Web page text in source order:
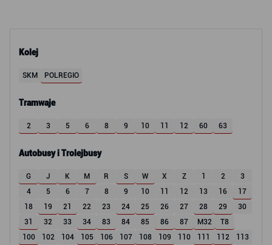
Kolej
SKM POLREGIO
Tramwaje
2 3 5 6 8 9 10 11 12 60 63
Autobusy i Trolejbusy
G J K M R S W X Z 1 2
3
4
5 6 7 8 9 10 11 12 13 16
17
18
19 21 22 23 24 25 26 27 28 29
30
31
32 33 34 83 84 85 86 87 M32
T8
100
102 104 105 106 107 108 109 110 111 112
113